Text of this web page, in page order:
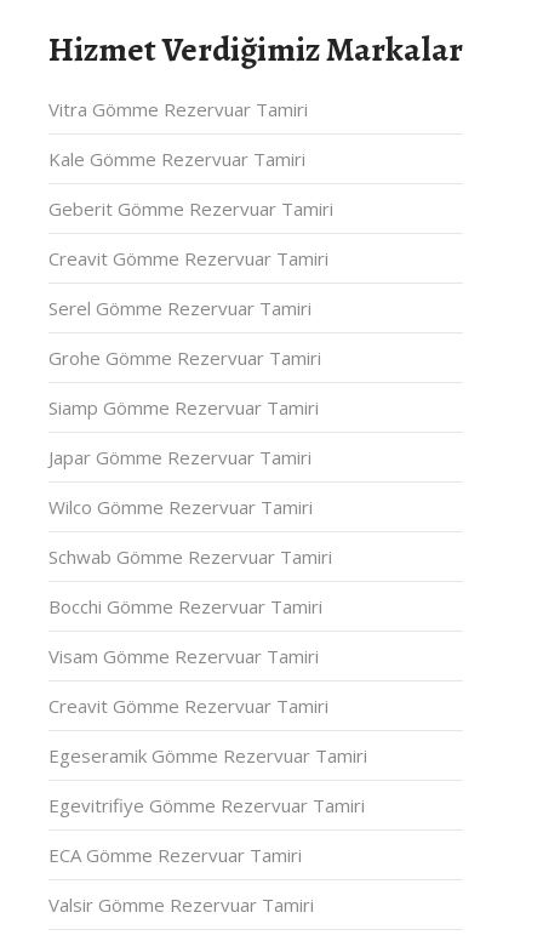
Hizmet Verdiğimiz Markalar
Vitra Gömme Rezervuar Tamiri
Kale Gömme Rezervuar Tamiri
Geberit Gömme Rezervuar Tamiri
Creavit Gömme Rezervuar Tamiri
Serel Gömme Rezervuar Tamiri
Grohe Gömme Rezervuar Tamiri
Siamp Gömme Rezervuar Tamiri
Japar Gömme Rezervuar Tamiri
Wilco Gömme Rezervuar Tamiri
Schwab Gömme Rezervuar Tamiri
Bocchi Gömme Rezervuar Tamiri
Visam Gömme Rezervuar Tamiri
Creavit Gömme Rezervuar Tamiri
Egeseramik Gömme Rezervuar Tamiri
Egevitrifiye Gömme Rezervuar Tamiri
ECA Gömme Rezervuar Tamiri
Valsir Gömme Rezervuar Tamiri